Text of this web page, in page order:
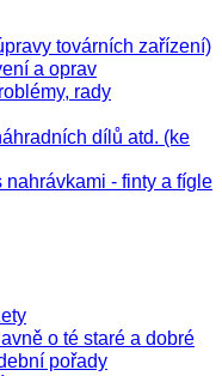
továrních zařízení)
a oprav
rady
dílů atd. (ke
- finty a fígle
o té staré a dobré
pořady